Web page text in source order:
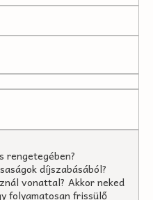
rengetegében?
díjszabásából?
vonattal? Akkor neked
folyamatosan frissülő